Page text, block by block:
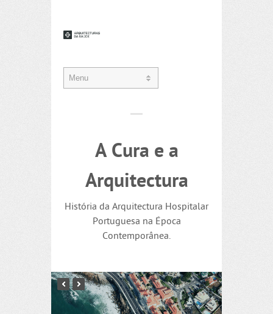
A Cura e a
Arquitectura
História da Arquitectura Hospitalar
Portuguesa na Época
Contemporânea.